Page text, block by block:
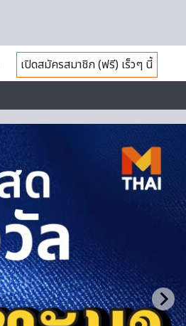
เปิดสมัครสมาชิก (ฟรี) เร็วๆ นี้